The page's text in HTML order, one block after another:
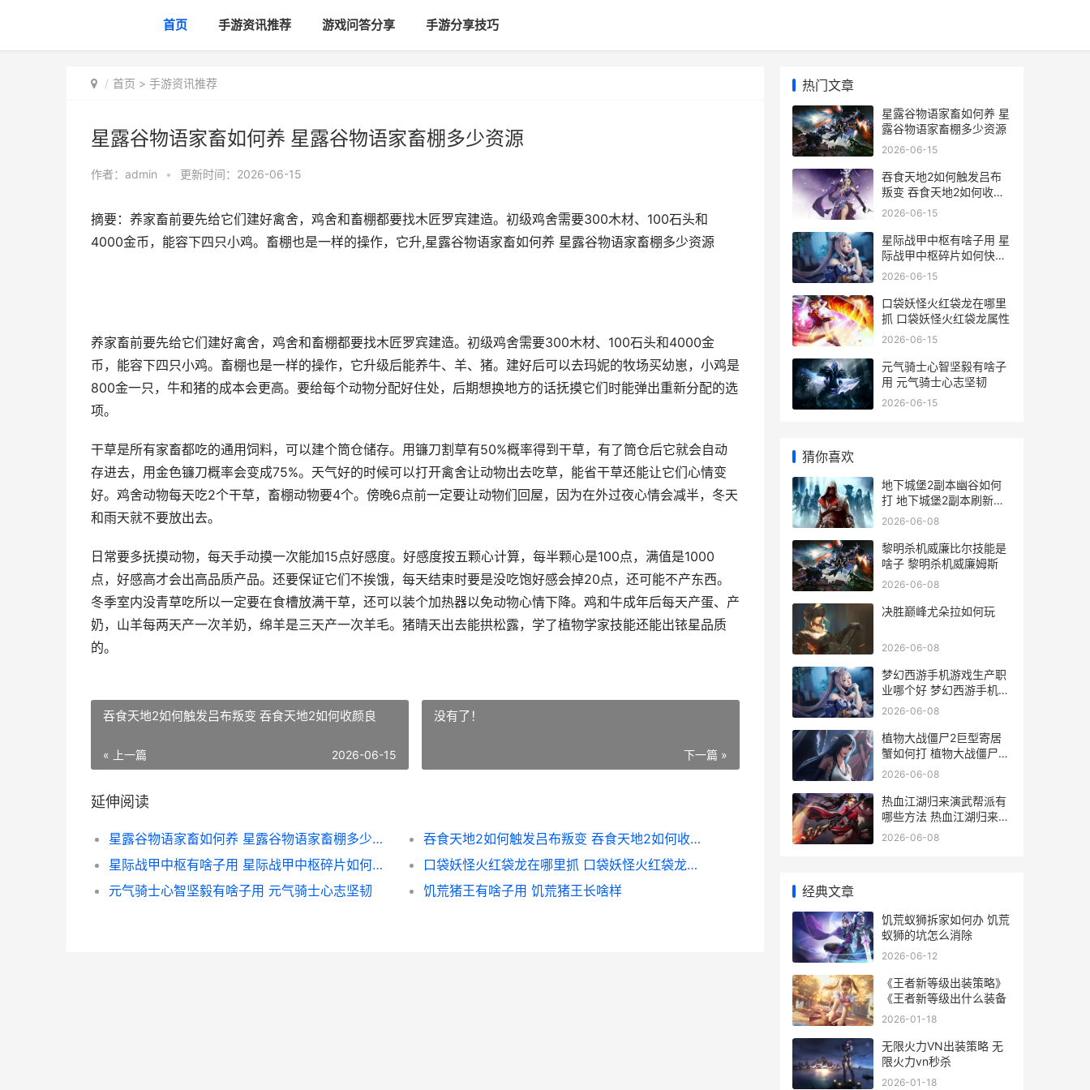
首页 手游资讯推荐 游戏问答分享 手游分享技巧
首页 > 手游资讯推荐
星露谷物语家畜如何养 星露谷物语家畜棚多少资源
作者： admin • 更新时间：2026-06-15
摘要：养家畜前要先给它们建好禽舍，鸡舍和畜棚都要找木匠罗宾建造。初级鸡舍需要300木材、100石头和
4000金币，能容下四只小鸡。畜棚也是一样的操作，它升,星露谷物语家畜如何养 星露谷物语家畜棚多少资源
养家畜前要先给它们建好禽舍，鸡舍和畜棚都要找木匠罗宾建造。初级鸡舍需要300木材、100石头和4000金
币，能容下四只小鸡。畜棚也是一样的操作，它升级后能养牛、羊、猪。建好后可以去玛妮的牧场买幼崽，小鸡是
800金一只，牛和猪的成本会更高。要给每个动物分配好住处，后期想换地方的话抚摸它们时能弹出重新分配的选
项。
干草是所有家畜都吃的通用饲料，可以建个筒仓储存。用镰刀割草有50%概率得到干草，有了筒仓后它就会自动
存进去，用金色镰刀概率会变成75%。天气好的时候可以打开禽舍让动物出去吃草，能省干草还能让它们心情变
好。鸡舍动物每天吃2个干草，畜棚动物要4个。傍晚6点前一定要让动物们回屋，因为在外过夜心情会减半，冬天
和雨天就不要放出去。
日常要多抚摸动物，每天手动摸一次能加15点好感度。好感度按五颗心计算，每半颗心是100点，满值是1000
点，好感高才会出高品质产品。还要保证它们不挨饿，每天结束时要是没吃饱好感会掉20点，还可能不产东西。
冬季室内没青草吃所以一定要在食槽放满干草，还可以装个加热器以免动物心情下降。鸡和牛成年后每天产蛋、产
奶，山羊每两天产一次羊奶，绵羊是三天产一次羊毛。猪晴天出去能拱松露，学了植物学家技能还能出铱星品质
的。
吞食天地2如何触发吕布叛变 吞食天地2如何收颜良
« 上一篇 2026-06-15
没有了！
下一篇 »
延伸阅读
星露谷物语家畜如何养 星露谷物语家畜棚多少资源
吞食天地2如何触发吕布叛变 吞食天地2如何收颜良
星际战甲中枢有啥子用 星际战甲中枢碎片如何快速找到
口袋妖怪火红袋龙在哪里抓 口袋妖怪火红袋龙属性
元气骑士心智坚毅有啥子用 元气骑士心志坚韧
饥荒猪王有啥子用 饥荒猪王长啥样
热门文章
星露谷物语家畜如何养 星
露谷物语家畜棚多少资源
2026-06-15
吞食天地2如何触发吕布
叛变 吞食天地2如何收颜
良
2026-06-15
星际战甲中枢有啥子用 星
际战甲中枢碎片如何快速
找到
2026-06-15
口袋妖怪火红袋龙在哪里
抓 口袋妖怪火红袋龙属性
2026-06-15
元气骑士心智坚毅有啥子
用 元气骑士心志坚韧
2026-06-15
猜你喜欢
地下城堡2副本幽谷如何
打 地下城堡2副本刷新时
间
2026-06-08
黎明杀机威廉比尔技能是
啥子 黎明杀机威廉姆斯
2026-06-08
决胜巅峰尤朵拉如何玩
2026-06-08
梦幻西游手机游戏生产职
业哪个好 梦幻西游手机游
戏帐号是QQ号怎么才能
2026-06-08
植物大战僵尸2巨型寄居
蟹如何打 植物大战僵尸2
下载
2026-06-08
热血江湖归来演武帮派有
哪些方法 热血江湖归来演
武地图
2026-06-08
经典文章
饥荒蚁狮拆家如何办 饥荒
蚁狮的坑怎么消除
2026-06-12
《王者新等级出装策略》
《王者新等级出什么装备
2026-01-18
无限火力VN出装策略 无
限火力vn秒杀
2026-01-18